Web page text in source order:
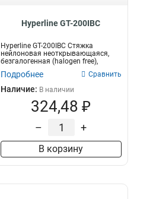
Hyperline GT-200IBC
Hyperline GT-200IBC Стяжка
нейлоновая неоткрывающаяся,
безгалогенная (halogen free),
200x3.6мм,...
Подробнее Сравнить
Наличие: В наличии
324,48 ₽
– +
В корзину